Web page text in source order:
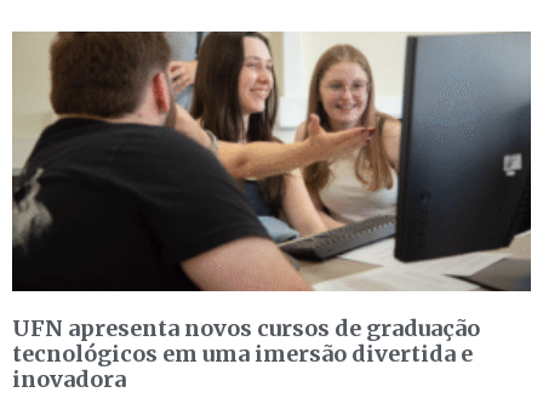
UFN apresenta novos cursos de graduação
tecnológicos em uma imersão divertida e
inovadora